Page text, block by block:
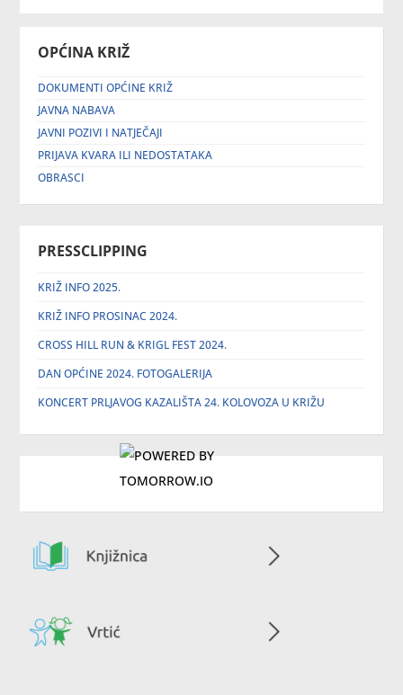
OPĆINA KRIŽ
DOKUMENTI OPĆINE KRIŽ
JAVNA NABAVA
JAVNI POZIVI I NATJEČAJI
PRIJAVA KVARA ILI NEDOSTATAKA
OBRASCI
PRESSCLIPPING
KRIŽ INFO 2025.
KRIŽ INFO PROSINAC 2024.
CROSS HILL RUN & KRIGL FEST 2024.
DAN OPĆINE 2024. FOTOGALERIJA
KONCERT PRLJAVOG KAZALIŠTA 24. KOLOVOZA U KRIŽU